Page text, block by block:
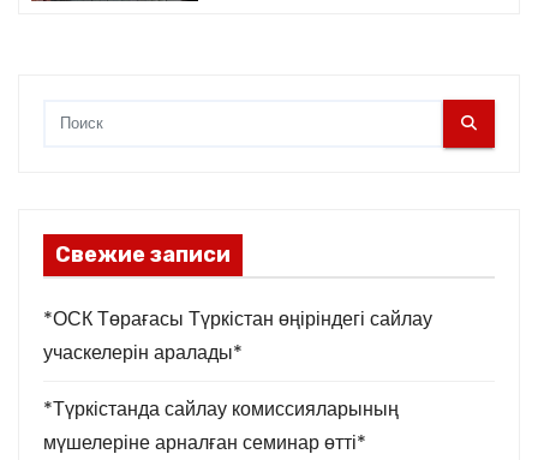
Свежие записи
*ОСК Төрағасы Түркістан өңіріндегі сайлау
учаскелерін аралады*
*Түркістанда сайлау комиссияларының
мүшелеріне арналған семинар өтті*